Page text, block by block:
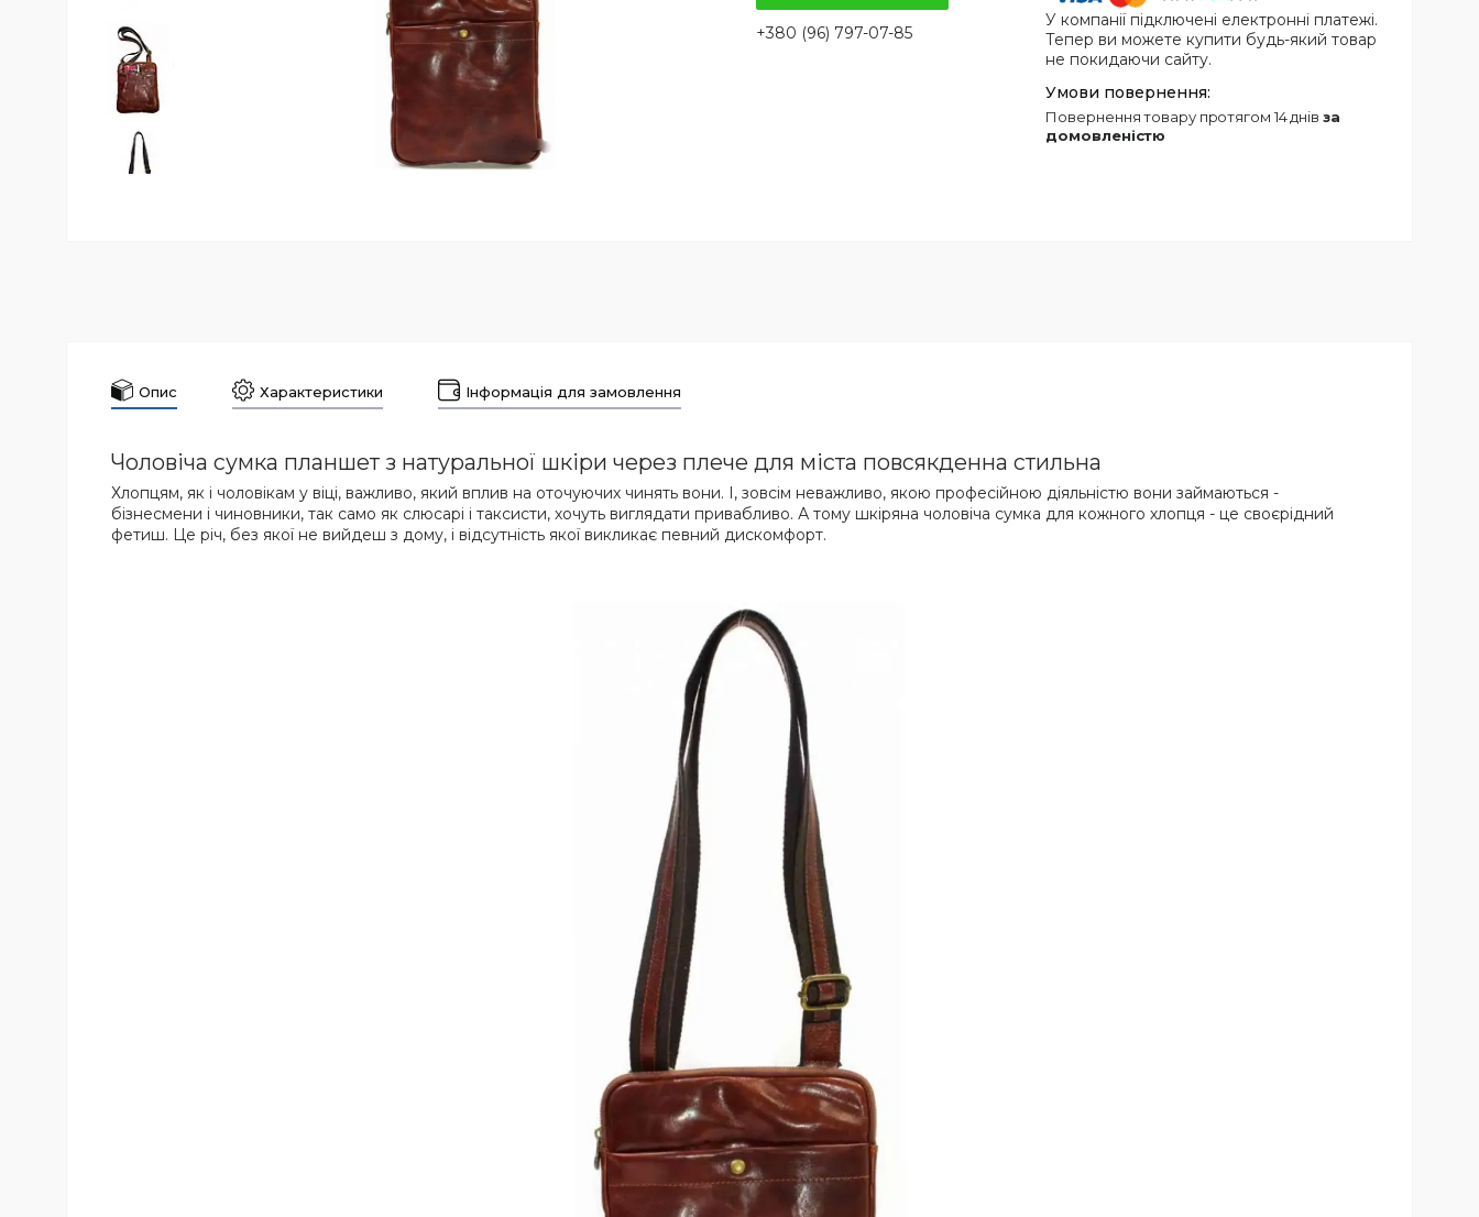
+380 (96) 797-07-85
У компанії підключені електронні платежі.
Тепер ви можете купити будь-який товар
не покидаючи сайту.
повернення товару протягом 14 днів за
домовленістю
Опис Характеристики Інформація для замовлення
Чоловіча сумка планшет з натуральної шкіри через плече для міста повсякденна стильна
Хлопцям, як і чоловікам у віці, важливо, який вплив на оточуючих чинять вони. І, зовсім неважливо, якою професійною діяльністю вони займаються -
бізнесмени і чиновники, так само як слюсарі і таксисти, хочуть виглядати привабливо. А тому шкіряна чоловіча сумка для кожного хлопця - це своєрідний
фетиш. Це річ, без якої не вийдеш з дому, і відсутність якої викликає певний дискомфорт.